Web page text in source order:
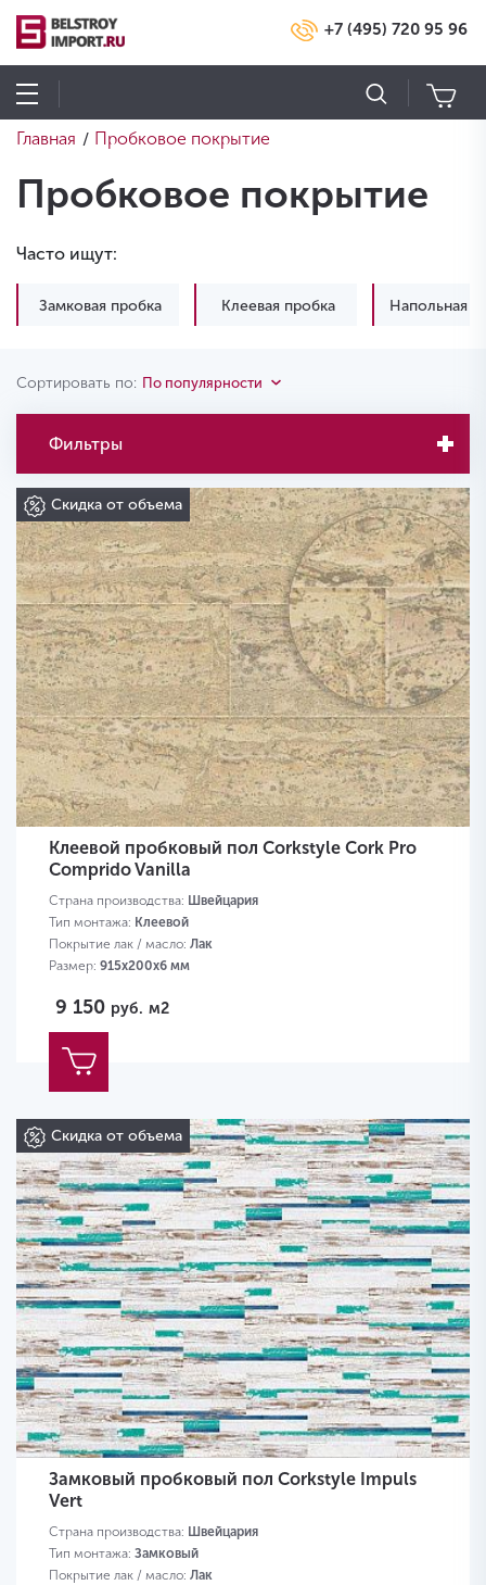
+7 (495) 720 95 96
Главная / Пробковое покрытие
Пробковое покрытие
Часто ищут:
Замковая пробка Клеевая пробка Напольная
Сортировать по: По популярности
Фильтры
Скидка от объема
Клеевой пробковый пол Corkstyle Cork Pro
Comprido Vanilla
Страна производства: Швейцария
Тип монтажа: Клеевой
Покрытие лак / масло: Лак
Размер: 915х200х6 мм
9 150 руб. м2
Скидка от объема
Замковый пробковый пол Corkstyle Impuls
Vert
Страна производства: Швейцария
Тип монтажа: Замковый
Покрытие лак / масло: Лак